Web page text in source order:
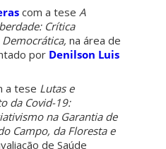
com a tese A
Crítica
na área de
por Denilson Luis
a tese Lutas e
da Covid-19:
na Garantia de
Campo, da Floresta e
de Saúde